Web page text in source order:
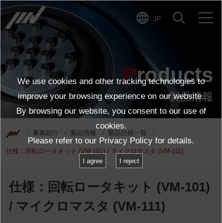
JP
Products
製品情報
事業紹介 製品情報 製品仕様一覧
仕様：回転ロータキット (VM-101) / マイクロマスタ (VM-111)
仕様：回転ロータキット (VM-101)
/ マイクロマスタ (VM-111)
製品詳細ページに戻る
We use cookies and other tracking technologies to
improve your browsing experience on our website.
By browsing our website, you consent to our use of
cookies.
Please refer to our Privacy Policy for details.
I agree I reject